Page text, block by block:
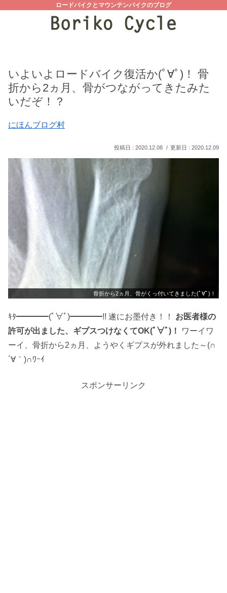
ロードバイクとマウンテンバイクのブログ
いよいよロードバイク復活か(ﾟ∀ﾟ)！ 骨
折から2ヵ月、骨がつながってきたみた
いだぞ！？
にほんブログ村
2020.12.08 2020.12.09
骨折から2ヵ月、骨がくっ付いてきました(ﾟ∀ﾟ)！
ｷﾀ━━━━(ﾟ∀ﾟ)━━━━!! 遂にお墨付き！！ お医者様の
許可が出ました、ギプスつけなくてOK(ﾟ∀ﾟ)！
ワーイワ
ーイ、骨折から2ヵ月、ようやくギプスが外れました～(∩
´∀｀)∩ﾜｰｲ
スポンサーリンク